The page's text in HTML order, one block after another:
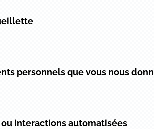
personnels que vous nous
interactions automatisées